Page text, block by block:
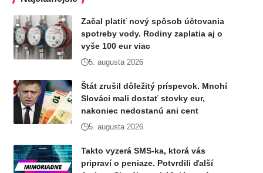
Začal platiť nový spôsob účtovania
spotreby vody. Rodiny zaplatia aj o
vyše 100 eur viac
5. augusta 2026
Štát zrušil dôležitý príspevok. Mnohí
Slováci mali dostať stovky eur,
nakoniec nedostanú ani cent
5. augusta 2026
Takto vyzerá SMS-ka, ktorá vás
pripraví o peniaze. Potvrdili ďalší